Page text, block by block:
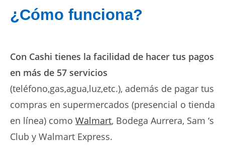
¿Cómo funciona?
Con Cashi tienes la facilidad de hacer tus pagos
en más de 57 servicios
(teléfono,gas,agua,luz,etc.), además de pagar tus
compras en supermercados (presencial o tienda
en línea) como Walmart, Bodega Aurrera, Sam ‘s
Club y Walmart Express.